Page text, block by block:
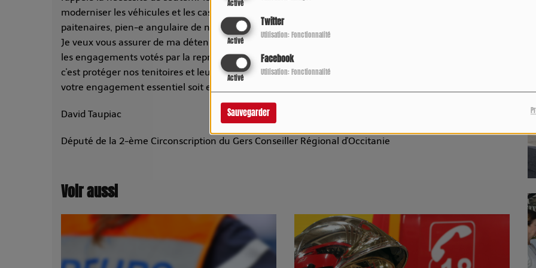
Activé
Twitter
Activé
Utilisation: Fonctionnalité
Facebook
Activé
Utilisation: Fonctionnalité
Sauvegarder
moderniser les véhicules et les casernes, et de préserver le rôle des amicales et des employeurs
paitenaires, pien-e angulaire de notre modèle de sécurité civile.
Je veux vous assurer de ma détennination à porter votre voix, à défendre vos droits et à faire respecter
les engagements votés par la représentation nationale. Soutenir les sapeurs­pompiers volontaires,
c'est protéger nos tenitoires et leurs habitants, et je reste pleinement mobilisé à vos côtés pour que
votre engagement essentiel soit enfin reconnu et valorisé à sa juste mesure.
David Taupiac
Député de la 2-ème Circonscription du Gers Conseiller Régional d'Occitanie
Voir aussi